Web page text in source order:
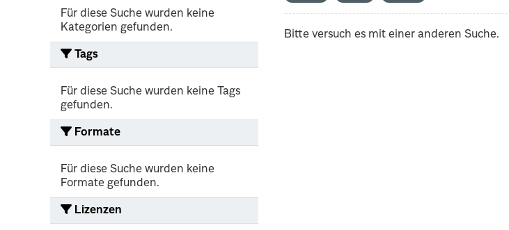
Für diese Suche wurden keine
Kategorien gefunden.
Tags
Für diese Suche wurden keine Tags
gefunden.
Formate
Für diese Suche wurden keine
Formate gefunden.
Lizenzen
Bitte versuch es mit einer anderen Suche.